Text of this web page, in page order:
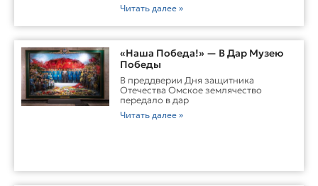
Читать далее »
«Наша Победа!» — В Дар Музею
Победы
В преддверии Дня защитника
Отечества Омское землячество
передало в дар
Читать далее »